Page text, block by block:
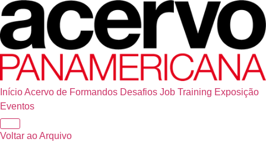
InícioAcervo de Formandos Desafios Job Training Exposição
Eventos
Voltar ao Arquivo